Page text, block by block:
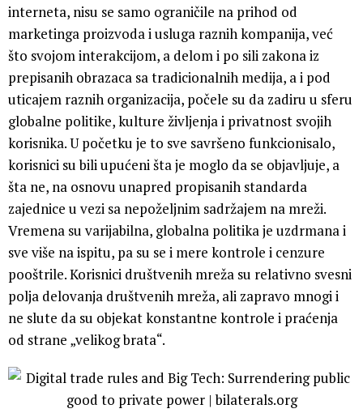
interneta, nisu se samo ograničile na prihod od
marketinga proizvoda i usluga raznih kompanija, već
što svojom interakcijom, a delom i po sili zakona iz
prepisanih obrazaca sa tradicionalnih medija, a i pod
uticajem raznih organizacija, počele su da zadiru u sferu
globalne politike, kulture življenja i privatnost svojih
korisnika. U početku je to sve savršeno funkcionisalo,
korisnici su bili upućeni šta je moglo da se objavljuje, a
šta ne, na osnovu unapred propisanih standarda
zajednice u vezi sa nepoželjnim sadržajem na mreži.
Vremena su varijabilna, globalna politika je uzdrmana i
sve više na ispitu, pa su se i mere kontrole i cenzure
pooštrile. Korisnici društvenih mreža su relativno svesni
polja delovanja društvenih mreža, ali zapravo mnogi i
ne slute da su objekat konstantne kontrole i praćenja
od strane „velikog brata“.